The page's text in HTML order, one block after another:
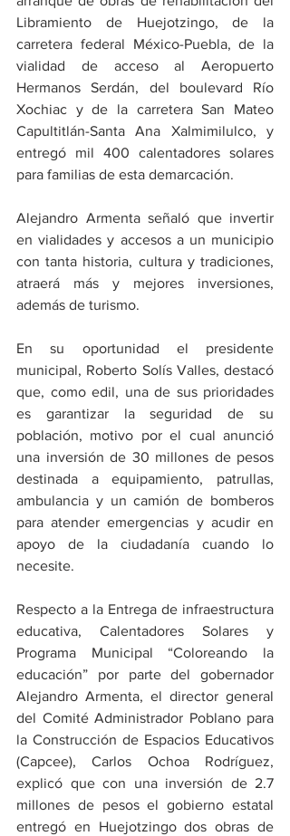
Libramiento de Huejotzingo, de la
carretera federal México-Puebla, de la
vialidad de acceso al Aeropuerto
Hermanos Serdán, del boulevard Río
Xochiac y de la carretera San Mateo
Capultitlán-Santa Ana Xalmimilulco, y
entregó mil 400 calentadores solares
para familias de esta demarcación.
Alejandro Armenta señaló que invertir
en vialidades y accesos a un municipio
con tanta historia, cultura y tradiciones,
atraerá más y mejores inversiones,
además de turismo.
En su oportunidad el presidente
municipal, Roberto Solís Valles, destacó
que, como edil, una de sus prioridades
es garantizar la seguridad de su
población, motivo por el cual anunció
una inversión de 30 millones de pesos
destinada a equipamiento, patrullas,
ambulancia y un camión de bomberos
para atender emergencias y acudir en
apoyo de la ciudadanía cuando lo
necesite.
Respecto a la Entrega de infraestructura
educativa, Calentadores Solares y
Programa Municipal “Coloreando la
educación” por parte del gobernador
Alejandro Armenta, el director general
del Comité Administrador Poblano para
la Construcción de Espacios Educativos
(Capcee), Carlos Ochoa Rodríguez,
explicó que con una inversión de 2.7
millones de pesos el gobierno estatal
entregó en Huejotzingo dos obras de